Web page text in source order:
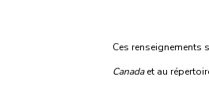
Ces renseignements
Canadaet au